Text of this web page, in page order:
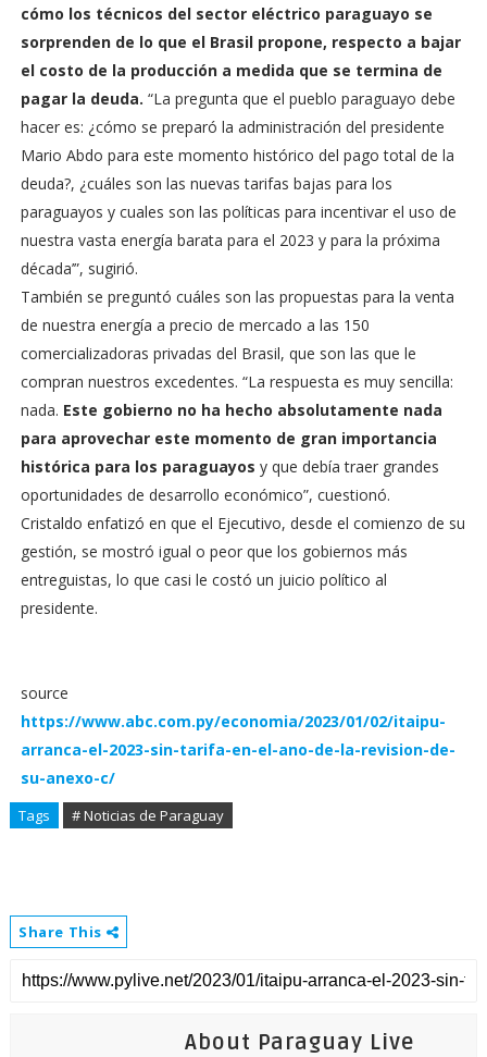
cómo los técnicos del sector eléctrico paraguayo se
sorprenden de lo que el Brasil propone, respecto a bajar
el costo de la producción a medida que se termina de
pagar la deuda. “La pregunta que el pueblo paraguayo debe
hacer es: ¿cómo se preparó la administración del presidente
Mario Abdo para este momento histórico del pago total de la
deuda?, ¿cuáles son las nuevas tarifas bajas para los
paraguayos y cuales son las políticas para incentivar el uso de
nuestra vasta energía barata para el 2023 y para la próxima
década’”, sugirió.
También se preguntó cuáles son las propuestas para la venta
de nuestra energía a precio de mercado a las 150
comercializadoras privadas del Brasil, que son las que le
compran nuestros excedentes. “La respuesta es muy sencilla:
nada. Este gobierno no ha hecho absolutamente nada
para aprovechar este momento de gran importancia
histórica para los paraguayos y que debía traer grandes
oportunidades de desarrollo económico”, cuestionó.
Cristaldo enfatizó en que el Ejecutivo, desde el comienzo de su
gestión, se mostró igual o peor que los gobiernos más
entreguistas, lo que casi le costó un juicio político al
presidente.
source
https://www.abc.com.py/economia/2023/01/02/itaipu-
arranca-el-2023-sin-tarifa-en-el-ano-de-la-revision-de-
su-anexo-c/
Tags # Noticias de Paraguay
Share This
About Paraguay Live